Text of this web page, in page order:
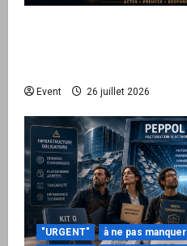
Event 26 juillet 2026
"URGENT" à ne pas manquer